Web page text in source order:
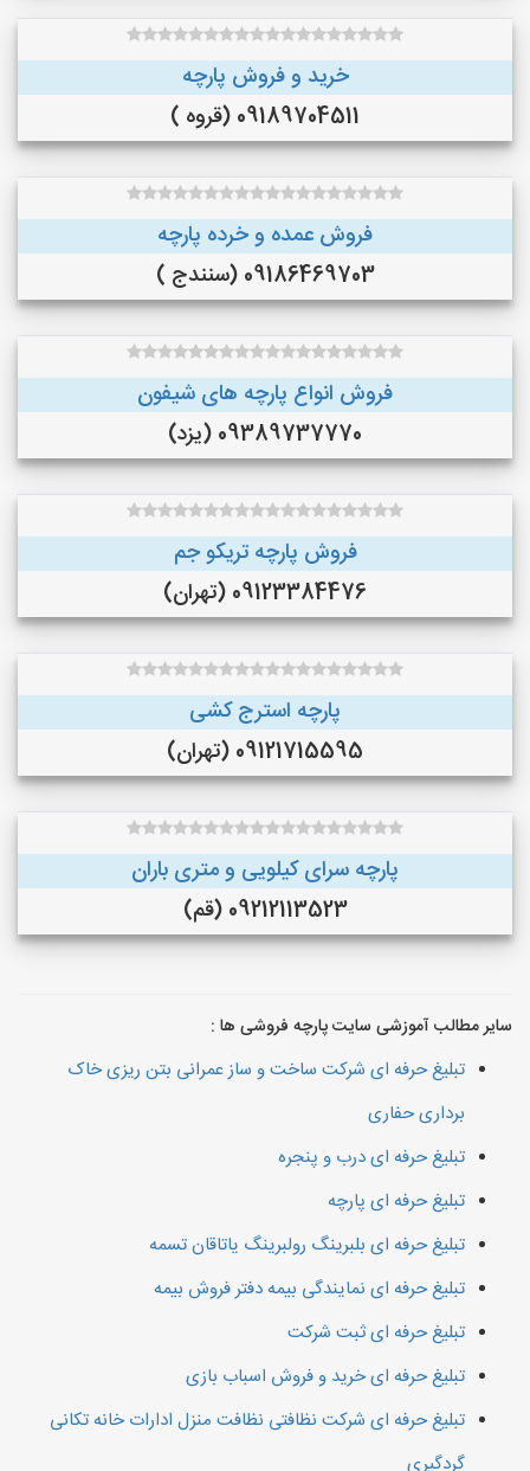
خرید و فروش پارچه
09189704511 (قروه )
فروش عمده و خرده پارچه
09186469703 (سنندج )
فروش انواع پارچه های شیفون
09389737770 (یزد)
فروش پارچه تریکو جم
09123384476 (تهران)
پارچه استرج کشی
09121715595 (تهران)
پارچه سرای کیلویی و متری باران
09212113523 (قم)
سایر مطالب آموزشی سایت پارچه فروشی ها :
تبلیغ حرفه ای شرکت ساخت و ساز عمرانی بتن ریزی خاک
برداری حفاری
تبلیغ حرفه ای درب و پنجره
تبلیغ حرفه ای پارچه
تبلیغ حرفه ای بلبرینگ رولبرینگ یاتاقان تسمه
تبلیغ حرفه ای نمایندگی بیمه دفتر فروش بیمه
تبلیغ حرفه ای ثبت شرکت
تبلیغ حرفه ای خرید و فروش اسباب بازی
تبلیغ حرفه ای شرکت نظافتی نظافت منزل ادارات خانه تکانی
گردگیری